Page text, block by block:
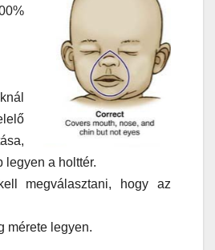
legyen a holttér.
megválasztani, hogy az
mérete legyen.